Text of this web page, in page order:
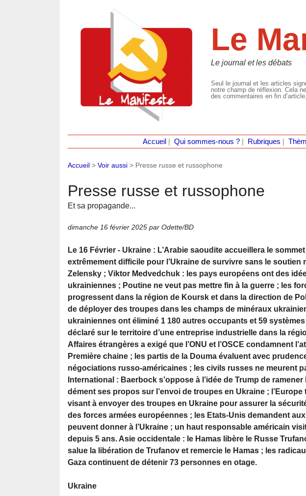
Le
Le journal et les débats
Seul le journal et les articles
notre champ de réflexion. Cela
des commentaires en fin
Accueil Qui sommes-nous ?| Rubriques
Accueil > Voir aussi > Presse russe et russophone
Presse russe et russophone
Et sa propagande...
dimanche 16 février 2025 par Odette/BD
Le 16 Février - Ukraine : L’Arabie saoudite accueillera le
extrêmement difficile pour l’Ukraine de survivre sans le soutien
Zelensky ; Viktor Medvedchuk : les pays européens ont des
ukrainiennes ; Poutine ne veut pas mettre fin à la guerre ; les
progressent dans la région de Koursk et dans la direction de
de déployer des troupes dans les champs de minéraux
ukrainiennes ont éliminé 1 180 autres occupants et 59 systèmes
déclaré sur le territoire d’une entreprise industrielle dans la
Affaires étrangères a exigé que l’ONU et l’OSCE condamnent
Première chaine ; les partis de la Douma évaluent avec
négociations russo-américaines ; les civils russes ne meurent
International : Baerbock s’oppose à l’idée de Trump de
dément ses propos sur l’envoi de troupes en Ukraine ;
visant à envoyer des troupes en Ukraine pour assurer la
des forces armées européennes ; les Etats-Unis demandent
peuvent donner à l’Ukraine ; un haut responsable américain
depuis 5 ans. Asie occidentale : le Hamas libère le Russe
salue la libération de Trufanov et remercie le Hamas ; les
Gaza continuent de détenir 73 personnes en otage.
Ukraine